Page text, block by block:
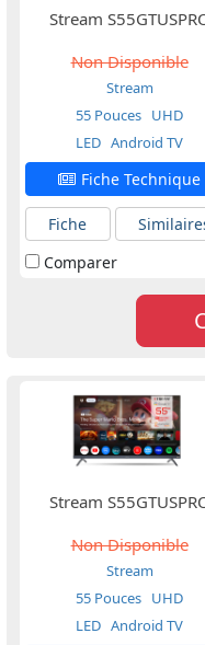
Stream
Non Disponible
Stream
55 Pouces UHD
LED Android TV
Fiche Technique
Fiche
Comparer
Stream
Non Disponible
Stream
55 Pouces UHD
LED Android TV